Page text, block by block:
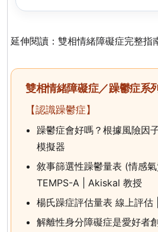
延伸閱讀： 雙相情緒障礙症完整指
雙相情緒障礙症／躁鬱症系
【認識躁鬱症】
躁鬱症會好嗎？根據風險因
模擬器
敘事篩選性躁鬱量表 (情感氣
TEMPS-A | Akiskal 教授
楊氏躁症評估量表 線上評估
解離性身分障礙症是愛好者